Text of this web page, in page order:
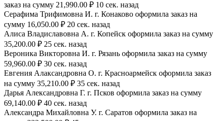
заказ на сумму 21,990.00 ₽ 10 сек. назад
Серафима Трифимовна И. г. Конаково оформила заказ на
сумму 16,050.00 ₽ 20 сек. назад
Алиса Владиславовна А. г. Копейск оформила заказ на сумму
35,200.00 ₽ 25 сек. назад
Вероника Викторовна И. г. Рязань оформила заказ на сумму
59,960.00 ₽ 30 сек. назад
Евгения Алаксандровна О. г. Красноармейск оформила заказ
на сумму 35,210.00 ₽ 35 сек. назад
Дарья Александровна Г. г. Псков оформила заказ на сумму
69,140.00 ₽ 40 сек. назад
Александра Михайловна У. г. Саратов оформила заказ на